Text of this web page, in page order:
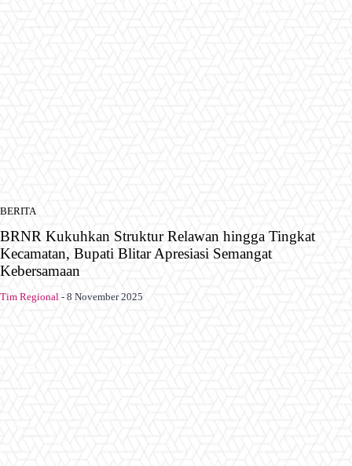
BERITA
BRNR Kukuhkan Struktur Relawan hingga Tingkat
Kecamatan, Bupati Blitar Apresiasi Semangat
Kebersamaan
Tim Regional - 8 November 2025